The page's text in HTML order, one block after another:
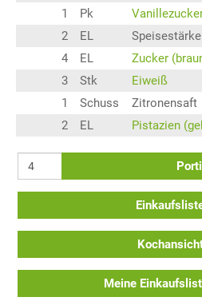
1
Pk
2
EL
Speisestärke
4
EL
Zucker
3
Stk
Eiweiß
1
Schuss
Zitronensaft
2
EL Pistazien
Meine